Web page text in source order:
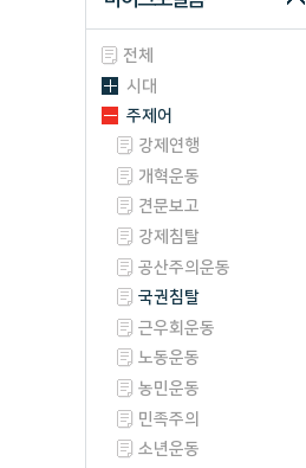
동영상류
전체
시대
주제어
강제연행
개혁운동
견문보고
강제침탈
공산주의운동
국권침탈
근우회운동
노동운동
농민운동
민족주의
소년운동